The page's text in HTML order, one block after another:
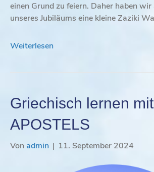
einen Grund zu feiern. Daher haben
unseres Jubiläums eine kleine Zaziki
Weiterlesen
Griechisch lernen mit
APOSTELS
Von admin | 11. September 2024